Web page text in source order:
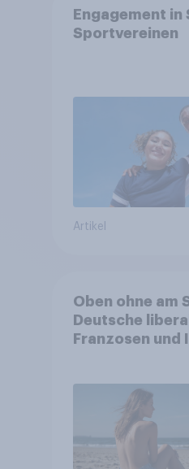
Engagement in
Sportvereinen
Artikel
Oben ohne am
Deutsche
Franzosen und